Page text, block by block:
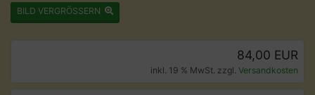
BILD VERGRÖSSERN
84,00 EUR
inkl. 19 % MwSt. zzgl. Versandkosten